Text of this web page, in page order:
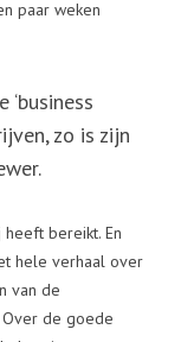
paar weken
zo is zijn
bereikt. En
hele verhaal over
van de
de goede